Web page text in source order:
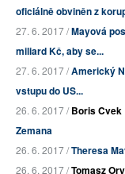
oficiálně obviněn z
27. 6. 2017 /Mayová
miliard Kč, aby se...
27. 6. 2017 /Americký
vstupu do US...
26. 6. 2017 /Boris Cvek
Zemana
26. 6. 2017 /Theresa
26. 6. 2017 /Tomasz